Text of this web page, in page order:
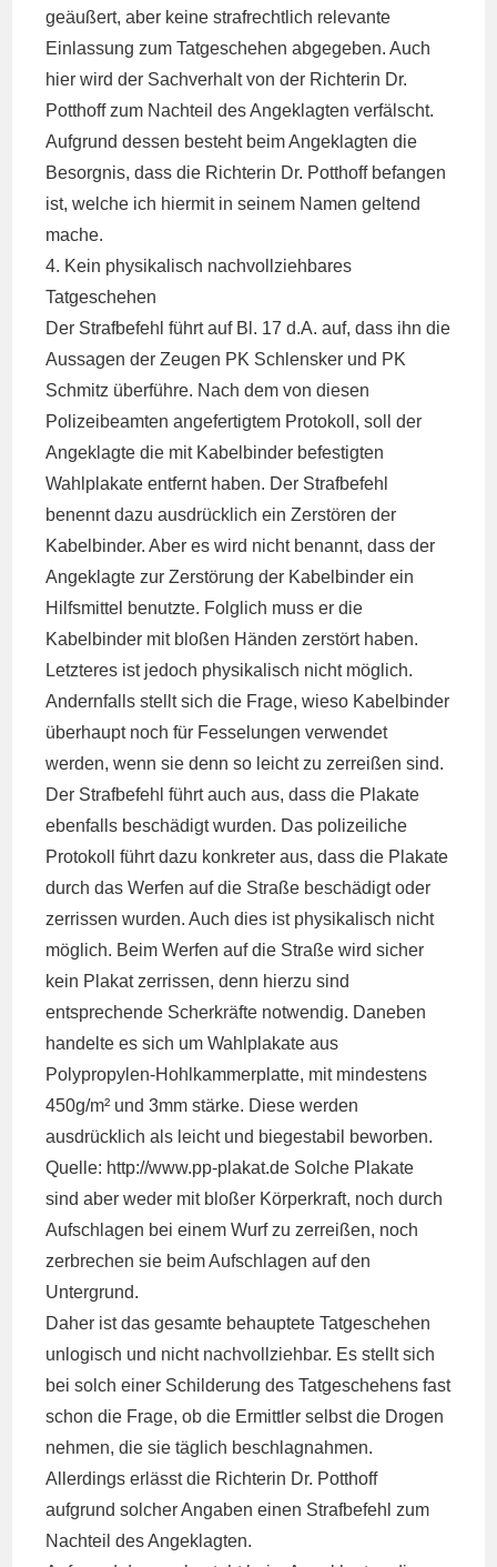
geäußert, aber keine strafrechtlich relevante
Einlassung zum Tatgeschehen abgegeben. Auch
hier wird der Sachverhalt von der Richterin Dr.
Potthoff zum Nachteil des Angeklagten verfälscht.
Aufgrund dessen besteht beim Angeklagten die
Besorgnis, dass die Richterin Dr. Potthoff befangen
ist, welche ich hiermit in seinem Namen geltend
mache.
4. Kein physikalisch nachvollziehbares
Tatgeschehen
Der Strafbefehl führt auf Bl. 17 d.A. auf, dass ihn die
Aussagen der Zeugen PK Schlensker und PK
Schmitz überführe. Nach dem von diesen
Polizeibeamten angefertigtem Protokoll, soll der
Angeklagte die mit Kabelbinder befestigten
Wahlplakate entfernt haben. Der Strafbefehl
benennt dazu ausdrücklich ein Zerstören der
Kabelbinder. Aber es wird nicht benannt, dass der
Angeklagte zur Zerstörung der Kabelbinder ein
Hilfsmittel benutzte. Folglich muss er die
Kabelbinder mit bloßen Händen zerstört haben.
Letzteres ist jedoch physikalisch nicht möglich.
Andernfalls stellt sich die Frage, wieso Kabelbinder
überhaupt noch für Fesselungen verwendet
werden, wenn sie denn so leicht zu zerreißen sind.
Der Strafbefehl führt auch aus, dass die Plakate
ebenfalls beschädigt wurden. Das polizeiliche
Protokoll führt dazu konkreter aus, dass die Plakate
durch das Werfen auf die Straße beschädigt oder
zerrissen wurden. Auch dies ist physikalisch nicht
möglich. Beim Werfen auf die Straße wird sicher
kein Plakat zerrissen, denn hierzu sind
entsprechende Scherkräfte notwendig. Daneben
handelte es sich um Wahlplakate aus
Polypropylen-Hohlkammerplatte, mit mindestens
450g/m² und 3mm stärke. Diese werden
ausdrücklich als leicht und biegestabil beworben.
Quelle: http://www.pp-plakat.de Solche Plakate
sind aber weder mit bloßer Körperkraft, noch durch
Aufschlagen bei einem Wurf zu zerreißen, noch
zerbrechen sie beim Aufschlagen auf den
Untergrund.
Daher ist das gesamte behauptete Tatgeschehen
unlogisch und nicht nachvollziehbar. Es stellt sich
bei solch einer Schilderung des Tatgeschehens fast
schon die Frage, ob die Ermittler selbst die Drogen
nehmen, die sie täglich beschlagnahmen.
Allerdings erlässt die Richterin Dr. Potthoff
aufgrund solcher Angaben einen Strafbefehl zum
Nachteil des Angeklagten.